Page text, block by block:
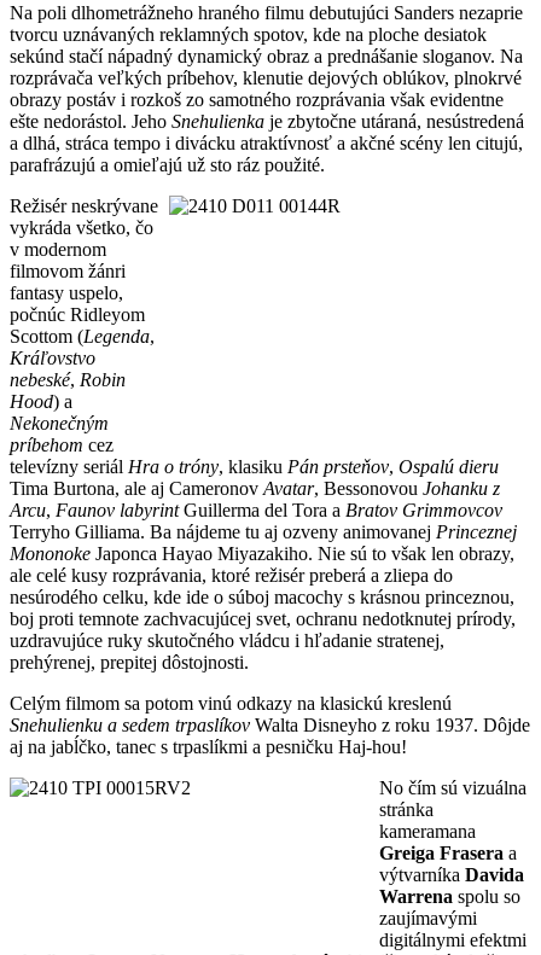
Na poli dlhometrážneho hraného filmu debutujúci Sanders nezaprie
tvorcu uznávaných reklamných spotov, kde na ploche desiatok
sekúnd stačí nápadný dynamický obraz a prednášanie sloganov. Na
rozprávača veľkých príbehov, klenutie dejových oblúkov, plnokrvé
obrazy postáv i rozkoš zo samotného rozprávania však evidentne
ešte nedorástol. Jeho Snehulienka je zbytočne utáraná, nesústredená
a dlhá, stráca tempo i divácku atraktívnosť a akčné scény len citujú,
parafrázujú a omieľajú už sto ráz použité.
Režisér neskrývane
vykráda všetko, čo
v modernom
filmovom žánri
fantasy uspelo,
počnúc Ridleyom
Scottom (Legenda,
Kráľovstvo
nebeské, Robin
Hood) a
Nekonečným
príbehom cez
televízny seriál Hra o tróny, klasiku Pán prsteňov, Ospalú dieru
Tima Burtona, ale aj Cameronov Avatar, Bessonovou Johanku z
Arcu, Faunov labyrintGuillerma del Tora a Bratov Grimmovcov
Terryho Gilliama. Ba nájdeme tu aj ozveny animovanej Princeznej
Mononoke Japonca Hayao Miyazakiho. Nie sú to však len obrazy,
ale celé kusy rozprávania, ktoré režisér preberá a zliepa do
nesúrodého celku, kde ide o súboj macochy s krásnou princeznou,
boj proti temnote zachvacujúcej svet, ochranu nedotknutej prírody,
uzdravujúce ruky skutočného vládcu i hľadanie stratenej,
prehýrenej, prepitej dôstojnosti.
Celým filmom sa potom vinú odkazy na klasickú kreslenú
Snehulienku a sedem trpaslíkov Walta Disneyho z roku 1937. Dôjde
aj na jabĺčko, tanec s trpaslíkmi a pesničku Haj-hou!
No čím sú vizuálna
stránka
kameramana
Greiga Frasera a
výtvarníka Davida
Warrena spolu so
zaujímavými
digitálnymi efektmi